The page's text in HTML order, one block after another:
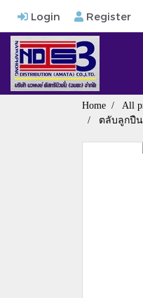
Login Register
Home All
ตลับลูกปืน